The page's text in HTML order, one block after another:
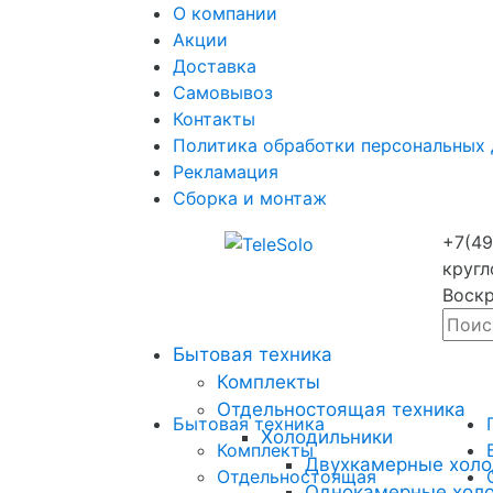
О компании
Акции
Доставка
Самовывоз
Контакты
Политика обработки персональных
Рекламация
Сборка и монтаж
Бытовая техника
Комплекты
Отдельностоящая техника
Холодильники
Двухкамерные
Бытовая техника
Комплекты
Отдельностоящая